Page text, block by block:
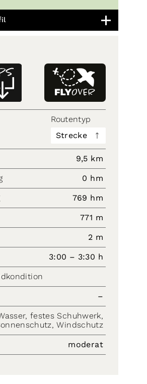
Routentyp
Strecke
9,5 km
0 hm
769 hm
771 m
2 m
3:00 – 3:30 h
–
festes Schuhwerk,
Windschutz
moderat